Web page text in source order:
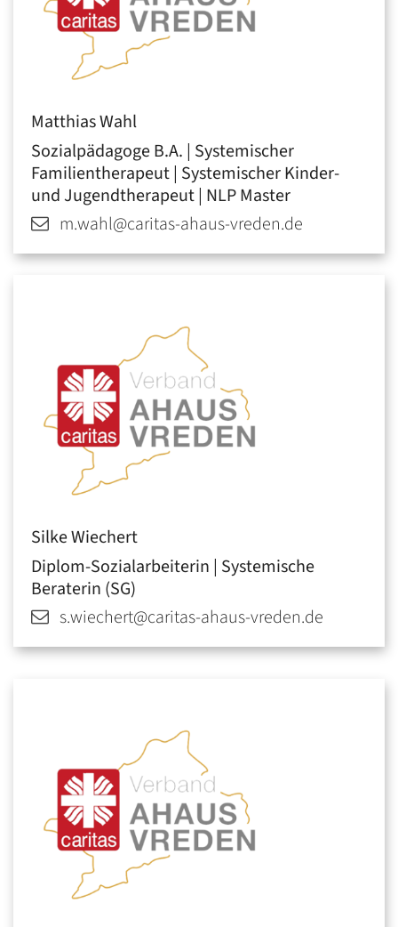
MatthiasWahl
Sozialpädagoge B.A. | Systemischer
Familientherapeut | Systemischer Kinder-
und Jugendtherapeut | NLP Master
m.wahl@caritas-ahaus-vreden.de
SilkeWiechert
Diplom-Sozialarbeiterin | Systemische
Beraterin (SG)
s.wiechert@caritas-ahaus-vreden.de